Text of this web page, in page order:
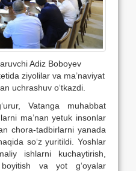
Adiz Boboyev
ziyolilar va ma’naviyat
uchrashuv o‘tkazdi.
Vatanga muhabbat
ma’nan yetuk insonlar
chora-tadbirlarni yanada
so‘z yuritildi. Yoshlar
ishlarni kuchaytirish,
va yot g‘oyalar